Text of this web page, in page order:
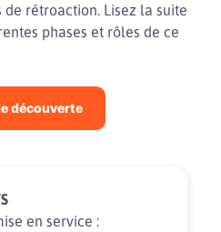
rétroaction. Lisez la suite
phases et rôles de ce
découverte
en service :